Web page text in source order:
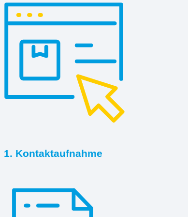
1. Kontaktaufnahme